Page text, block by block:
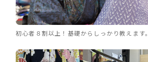
初心者８割以上！基礎からしっかり教えます。